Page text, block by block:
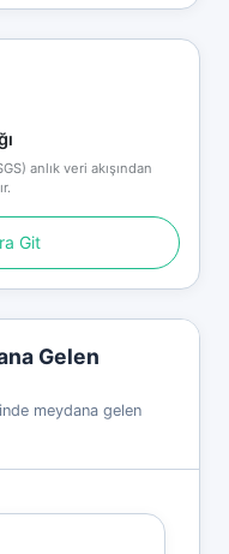
anlık veri akışından
Git
Gelen
meydana gelen